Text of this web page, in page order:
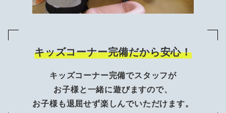
キッズコーナー完備だから安心！
キッズコーナー完備でスタッフが
お子様と一緒に遊びますので、
お子様も退屈せず楽しんでいただけます。